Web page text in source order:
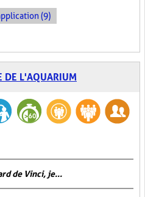
(9)
DE L'AQUARIUM
de Vinci, je...